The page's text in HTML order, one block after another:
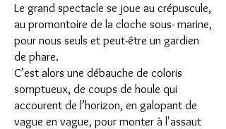
Le grand spectacle se joue au crépuscule,
au promontoire de la cloche sous- marine,
pour nous seuls et peut-être un gardien
de phare.
C’est alors une débauche de coloris
somptueux, de coups de houle qui
accourent de l’horizon, en galopant de
vague en vague, pour monter à l'assaut